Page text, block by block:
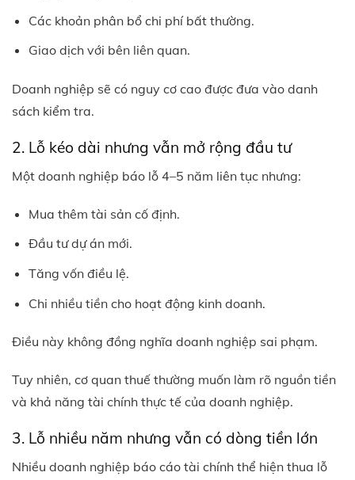
Các khoản phân bổ chi phí bất thường.
Giao dịch với bên liên quan.
Doanh nghiệp sẽ có nguy cơ cao được đưa vào danh
sách kiểm tra.
2. Lỗ kéo dài nhưng vẫn mở rộng đầu tư
Một doanh nghiệp báo lỗ 4–5 năm liên tục nhưng:
Mua thêm tài sản cố định.
Đầu tư dự án mới.
Tăng vốn điều lệ.
Chi nhiều tiền cho hoạt động kinh doanh.
Điều này không đồng nghĩa doanh nghiệp sai phạm.
Tuy nhiên, cơ quan thuế thường muốn làm rõ nguồn tiền
và khả năng tài chính thực tế của doanh nghiệp.
3. Lỗ nhiều năm nhưng vẫn có dòng tiền lớn
Nhiều doanh nghiệp báo cáo tài chính thể hiện thua lỗ